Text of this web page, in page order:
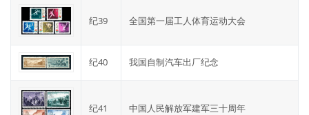
纪39 全国第一届工人体育运动大会
纪40 我国自制汽车出厂纪念
纪41 中国人民解放军建军三十周年